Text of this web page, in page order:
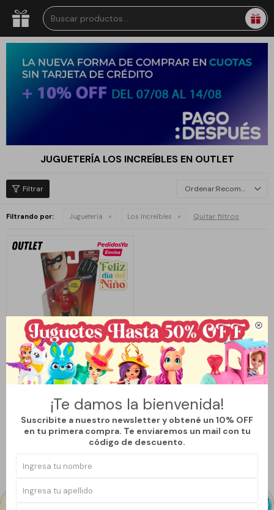

¡Te damos la bienvenida!
Suscribite a nuestro newsletter y obtené un 10% OFF
en tu primera compra. Te enviaremos un mail con tu
código de descuento.
JUGUETERÍA LOS INCREÍBLES EN OUTLET
Recomendados
Filtrando por: Juguetería Los Increíbles Quitar filtros
LlegaLUNES
$ 490 $ 629
22